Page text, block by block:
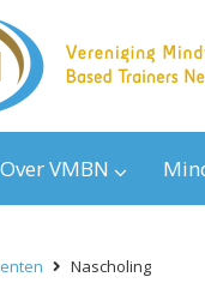
Over VMBN
Nascholing